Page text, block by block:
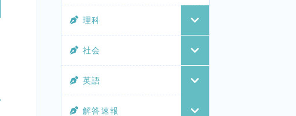
理科
社会
英語
解答速報